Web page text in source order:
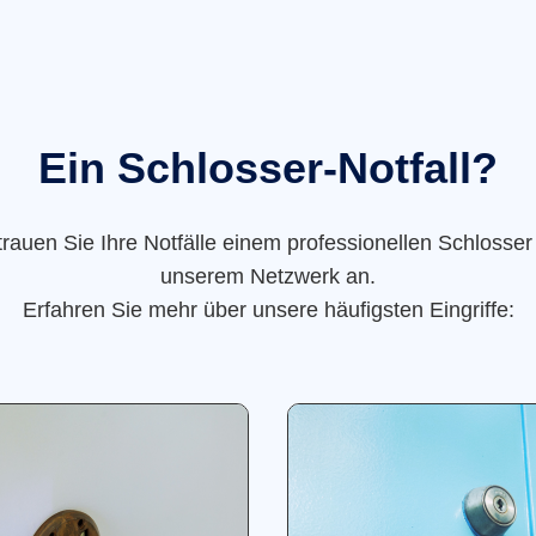
Ein Schlosser-Notfall?
Sie Ihre Notfälle einem professionellen
unserem Netzwerk an.
Erfahren Sie mehr über unsere häufigsten Eingriffe: